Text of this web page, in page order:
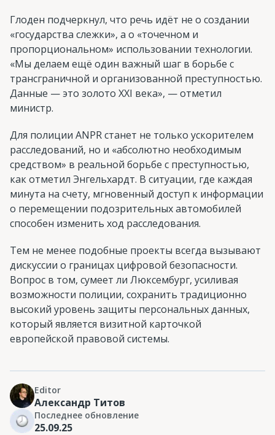
Глоден подчеркнул, что речь идёт не о создании
«государства слежки», а о «точечном и
пропорциональном» использовании технологии.
«Мы делаем ещё один важный шаг в борьбе с
трансграничной и организованной преступностью.
Данные — это золото XXI века», — отметил
министр.
Для полиции ANPR станет не только ускорителем
расследований, но и «абсолютно необходимым
средством» в реальной борьбе с преступностью,
как отметил Энгельхардт. В ситуации, где каждая
минута на счету, мгновенный доступ к информации
о перемещении подозрительных автомобилей
способен изменить ход расследования.
Тем не менее подобные проекты всегда вызывают
дискуссии о границах цифровой безопасности.
Вопрос в том, сумеет ли Люксембург, усиливая
возможности полиции, сохранить традиционно
высокий уровень защиты персональных данных,
который является визитной карточкой
европейской правовой системы.
Editor
Александр Титов
Последнее обновление
25.09.25